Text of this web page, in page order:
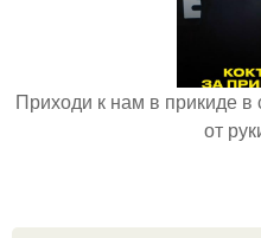
Приходи к нам в прикиде в
от